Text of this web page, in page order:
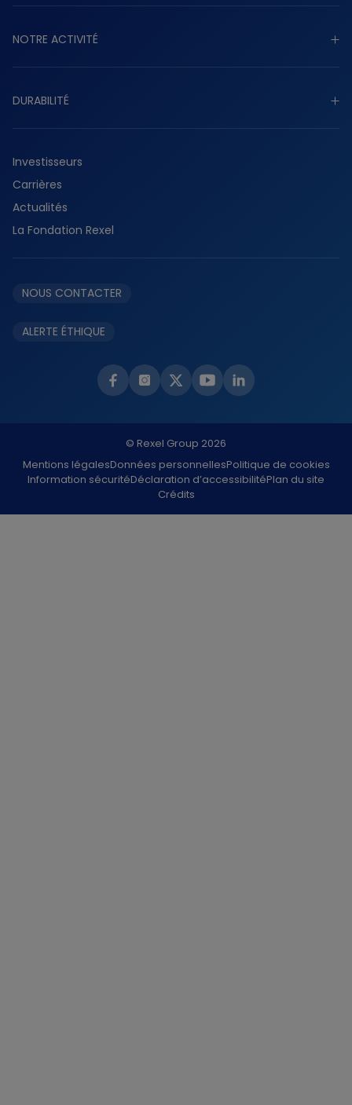
Stratégie
Gouvernance
NOTRE ACTIVITÉ
Tertiaire
Résidentiel
Services
Fournisseurs
DURABILITÉ
Investisseurs
Carrières
Actualités
La Fondation Rexel
NOUS CONTACTER
ALERTE ÉTHIQUE
© Rexel Group 2026
Mentions légalesDonnées personnellesPolitique de cookies
Information sécuritéDéclaration d’accessibilitéPlan du site
Crédits